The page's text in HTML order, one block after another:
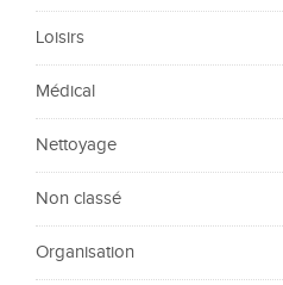
Loisirs
Médical
Nettoyage
Non classé
Organisation